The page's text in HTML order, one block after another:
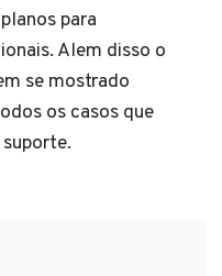
para
Alem disso o
se mostrado
os casos que